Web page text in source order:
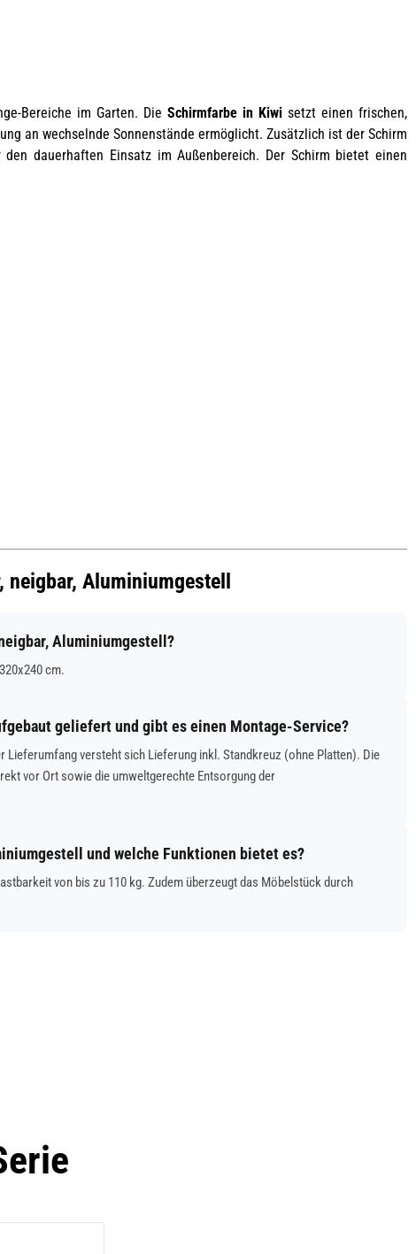
Bereiche im Garten. DieSchirmfarbe in Kiwi setzt einen frischen,
an wechselnde Sonnenstände ermöglicht. Zusätzlich ist der Schirm
dauerhaften Einsatz im Außenbereich. Der Schirm bietet einen
Aluminiumgestell
Aluminiumgestell?
cm.
geliefert und gibt es einen Montage-Service?
Lieferumfang versteht sich Lieferung inkl. Standkreuz (ohne Platten). Die
vor Ort sowie die umweltgerechte Entsorgung der
und welche Funktionen bietet es?
von bis zu 110 kg. Zudem überzeugt das Möbelstück durch